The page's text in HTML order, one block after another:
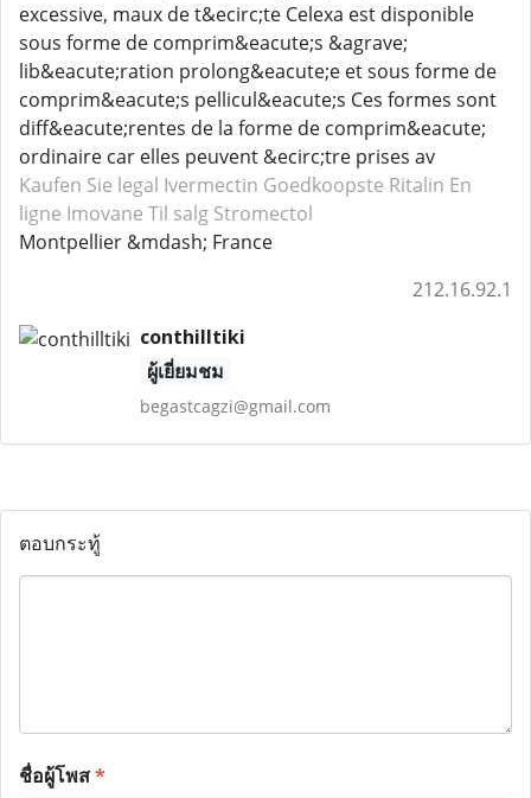
excessive, maux de t&ecirc;te Celexa est disponible
sous forme de comprim&eacute;s &agrave;
lib&eacute;ration prolong&eacute;e et sous forme de
comprim&eacute;s pellicul&eacute;s Ces formes sont
diff&eacute;rentes de la forme de comprim&eacute;
ordinaire car elles peuvent &ecirc;tre prises av
Kaufen Sie legal Ivermectin Goedkoopste Ritalin En
ligne Imovane Til salg Stromectol
Montpellier &mdash; France
212.16.92.1
conthilltiki
ผู้เยี่ยมชม
begastcagzi@gmail.com
ตอบกระทู้
ชื่อผู้โพส*